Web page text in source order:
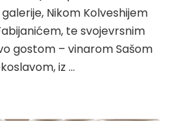
Nikom Kolveshijem
te svojevrsnim
gostom – vinarom Sašom
iz …